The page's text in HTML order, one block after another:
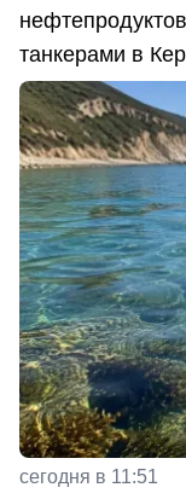
танкерами в
сегодня в 11:51